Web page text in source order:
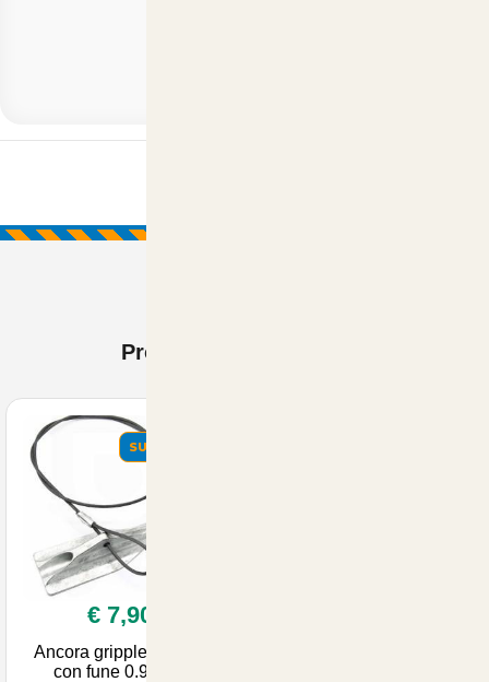
Prodotti Visti di recente
SUMMER
€ 7,90
Ancora gripple 4 Apex
con fune 0.9metri